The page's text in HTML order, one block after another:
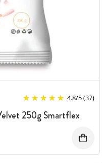
4.8/5(37)
250g Smartflex